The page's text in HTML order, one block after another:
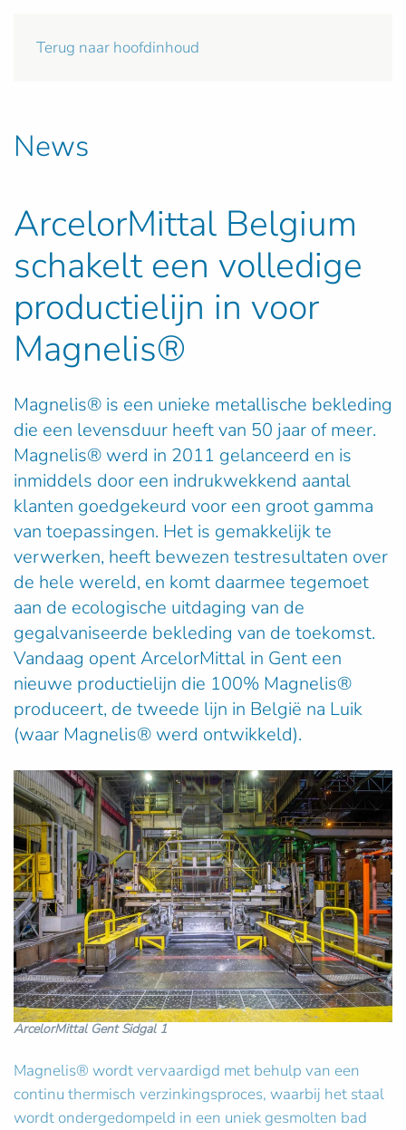
Terug naar hoofdinhoud
News
ArcelorMittal Belgium
schakelt een volledige
productielijn in voor
Magnelis®
Magnelis® is een unieke metallische bekleding
die een levensduur heeft van 50 jaar of meer.
Magnelis® werd in 2011 gelanceerd en is
inmiddels door een indrukwekkend aantal
klanten goedgekeurd voor een groot gamma
van toepassingen. Het is gemakkelijk te
verwerken, heeft bewezen testresultaten over
de hele wereld, en komt daarmee tegemoet
aan de ecologische uitdaging van de
gegalvaniseerde bekleding van de toekomst.
Vandaag opent ArcelorMittal in Gent een
nieuwe productielijn die 100% Magnelis®
produceert, de tweede lijn in België na Luik
(waar Magnelis® werd ontwikkeld).
ArcelorMittal Gent Sidgal 1
Magnelis® wordt vervaardigd met behulp van een
continu thermisch verzinkingsproces, waarbij het staal
wordt ondergedompeld in een uniek gesmolten bad